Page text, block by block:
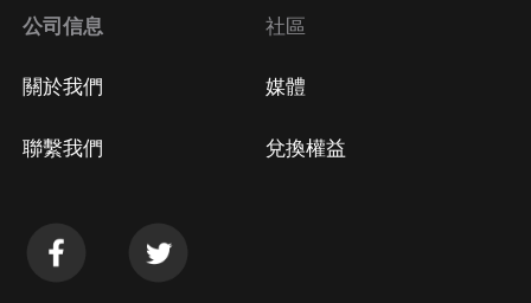
公司信息
關於我們
聯繫我們
社區
媒體
兌換權益